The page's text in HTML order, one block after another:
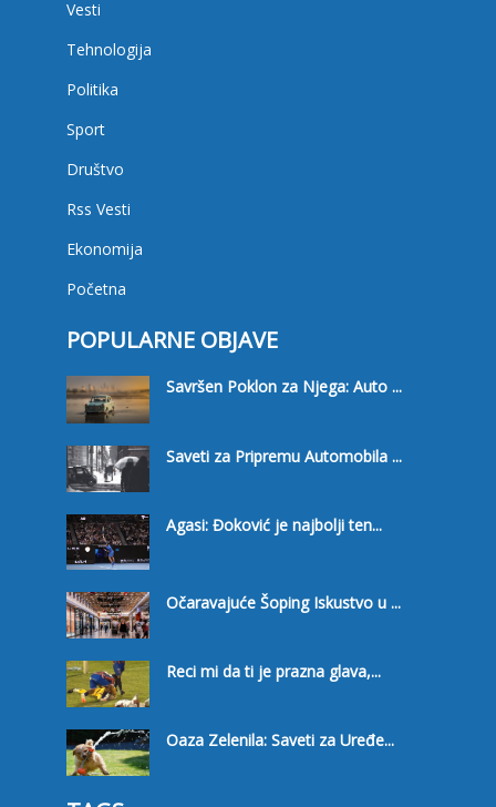
Vesti
Tehnologija
Politika
Sport
Društvo
Rss Vesti
Ekonomija
Početna
POPULARNE OBJAVE
Savršen Poklon za Njega: Auto ...
Saveti za Pripremu Automobila ...
Agasi: Đoković je najbolji ten...
Očaravajuće Šoping Iskustvo u ...
Reci mi da ti je prazna glava,...
Oaza Zelenila: Saveti za Uređe...